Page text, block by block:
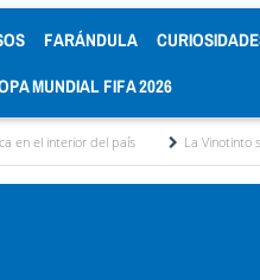
FARÁNDULA
MUNDIAL FIFA 2026
del país La Vinotinto sub-20 gana